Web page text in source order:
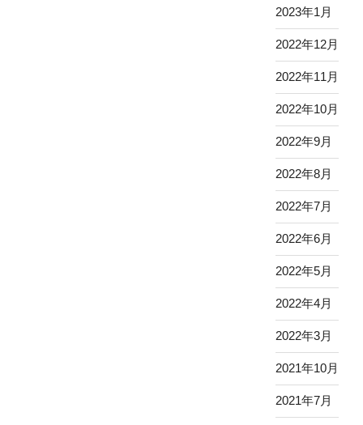
2023年1月
2022年12月
2022年11月
2022年10月
2022年9月
2022年8月
2022年7月
2022年6月
2022年5月
2022年4月
2022年3月
2021年10月
2021年7月